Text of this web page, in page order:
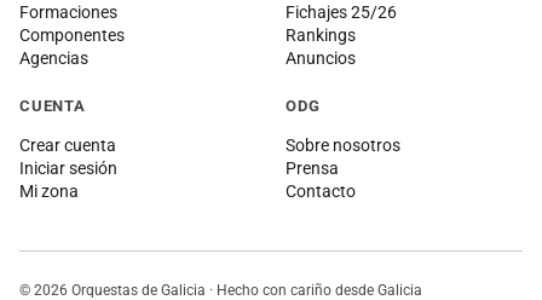
Formaciones
Componentes
Agencias
Fichajes 25/26
Rankings
Anuncios
CUENTA
Crear cuenta
Iniciar sesión
Mi zona
ODG
Sobre nosotros
Prensa
Contacto
© 2026 Orquestas de Galicia · Hecho con cariño desde Galicia